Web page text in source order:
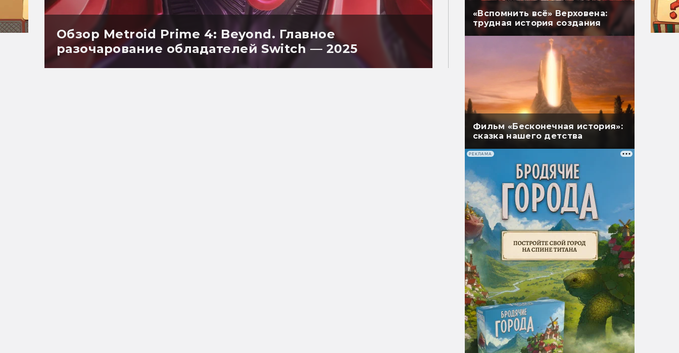
Обзор Metroid Prime 4: Beyond. Главное
разочарование обладателей Switch — 2025
«Вспомнить всё» Верховена:
трудная история создания
Фильм «Бесконечная история»:
сказка нашего детства
РЕКЛАМА